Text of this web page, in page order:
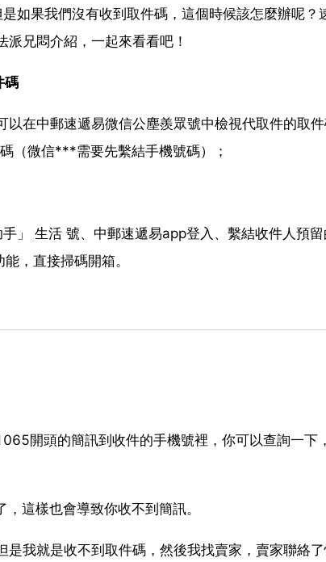
如果我們沒有收到取件碼，這個時候該怎麼辦呢？
兄悶介紹，一起來看看吧！
碼
在中郵速遞易微信公塵羨眾號中檢視代取件的取
微信***需要先繫結手機號碼）；
」 生活 號、中郵速遞易app登入、繫結收件人預留
，直接掃碼開箱。
開頭的簡訊到收件的手機號裡，你可以查詢一下
這樣也會導致你收不到簡訊。
我就是收不到取件碼，然後我找賣家，賣家聯絡